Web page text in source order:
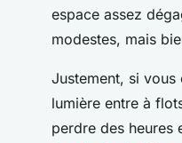
espace assez
modestes, mais
Justement, si vous
lumière entre à
perdre des heures